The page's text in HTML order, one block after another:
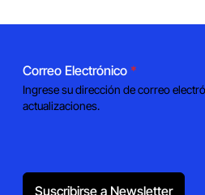
Correo Electrónico *
Ingrese su dirección de correo
actualizaciones.
Suscribirse a Newsletter